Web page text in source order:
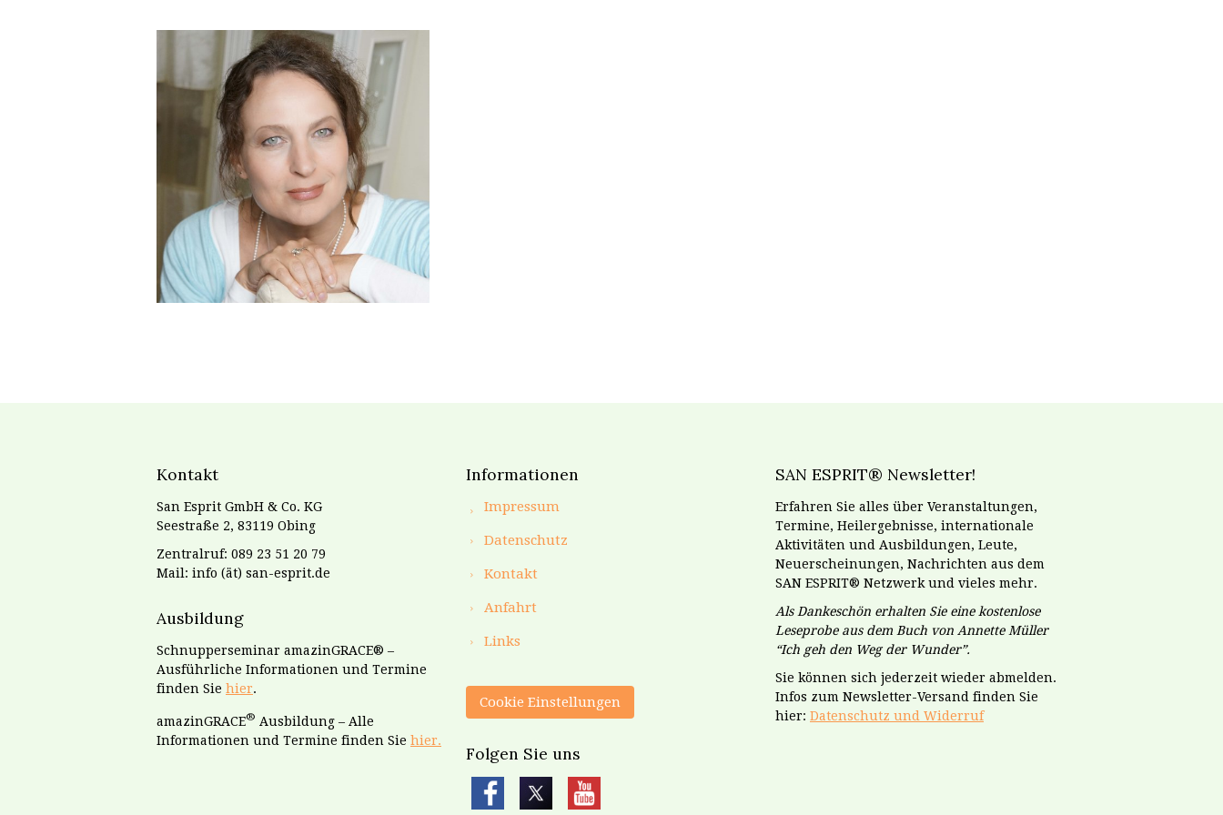
Kontakt
San Esprit GmbH & Co. KG
Seestraße 2, 83119 Obing
Zentralruf: 089 23 51 20 79
Mail: info (ät) san-esprit.de
Ausbildung
Schnupperseminar amazinGRACE® –
Ausführliche Informationen und Termine
finden Sie hier.
amazinGRACE® Ausbildung – Alle
Informationen und Termine finden Sie hier.
Informationen
Impressum
Datenschutz
Kontakt
Anfahrt
Links
Cookie Einstellungen
Folgen Sie uns
SAN ESPRIT® Newsletter!
Erfahren Sie alles über Veranstaltungen,
Termine, Heilergebnisse, internationale
Aktivitäten und Ausbildungen, Leute,
Neuerscheinungen, Nachrichten aus dem
SAN ESPRIT® Netzwerk und vieles mehr.
Als Dankeschön erhalten Sie eine kostenlose
Leseprobe aus dem Buch von Annette Müller
“Ich geh den Weg der Wunder”.
Sie können sich jederzeit wieder abmelden.
Infos zum Newsletter-Versand finden Sie
hier: Datenschutz und Widerruf